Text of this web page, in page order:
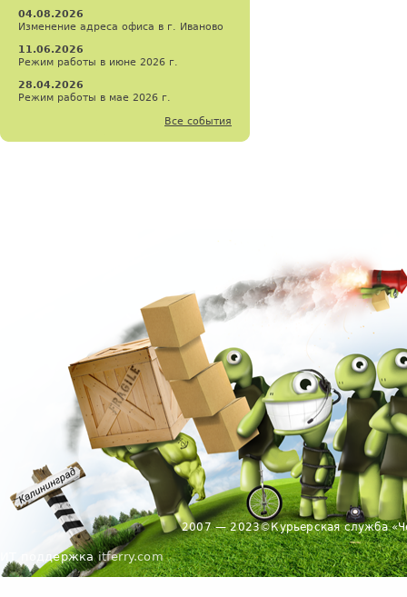
04.08.2026
Изменение адреса офиса в г. Иваново
11.06.2026
Режим работы в июне 2026 г.
28.04.2026
Режим работы в мае 2026 г.
Все события
2007 — 2023©Курьерская служба
ИТ поддержкаitferry.com